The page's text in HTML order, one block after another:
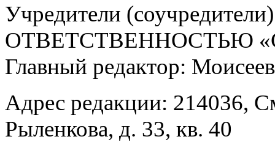
Учредители
ОТВЕТСТВЕННОСТЬЮ
Главный редактор:
Адрес редакции: 214036,
Рыленкова, д. 33, кв. 40